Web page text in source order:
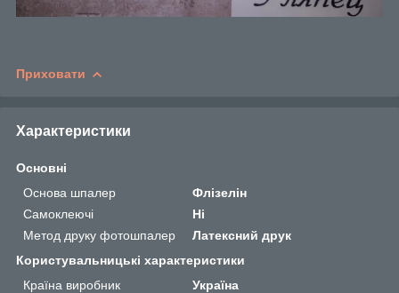
Приховати
Характеристики
Основні
Основа шпалер
Флізелін
Самоклеючі
Ні
Метод друку фотошпалер
Латексний друк
Користувальницькі характеристики
Країна виробник
Україна